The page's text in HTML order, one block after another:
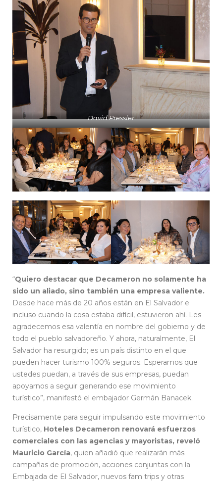
David Pressler
“Quiero destacar que Decameron no solamente ha
sido un aliado, sino también una empresa valiente.
Desde hace más de 20 años están en El Salvador e
incluso cuando la cosa estaba difícil, estuvieron ahí. Les
agradecemos esa valentía en nombre del gobierno y de
todo el pueblo salvadoreño. Y ahora, naturalmente, El
Salvador ha resurgido; es un país distinto en el que
pueden hacer turismo 100% seguros. Esperamos que
ustedes puedan, a través de sus empresas, puedan
apoyarnos a seguir generando ese movimiento
turístico”, manifestó el embajador Germán Banacek.
Precisamente para seguir impulsando este movimiento
turístico, Hoteles Decameron renovará esfuerzos
comerciales con las agencias y mayoristas, reveló
Mauricio García, quien añadió que realizarán más
campañas de promoción, acciones conjuntas con la
Embajada de El Salvador, nuevos fam trips y otras